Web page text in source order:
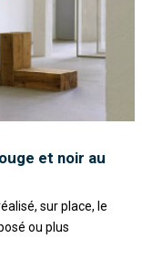
et noir au
sur place, le
ou plus